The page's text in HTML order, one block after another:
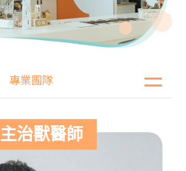
專業團隊
醫院地圖
主治獸醫師